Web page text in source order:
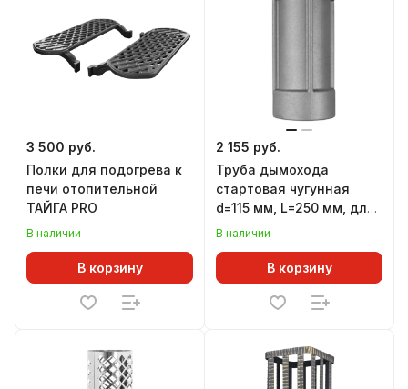
3 500 руб.
Полки для подогрева к
печи отопительной
ТАЙГА PRO
В наличии
В корзину
2 155 руб.
Труба дымохода
стартовая чугунная
d=115 мм, L=250 мм, для
печей ЛИТКОМ
В наличии
В корзину